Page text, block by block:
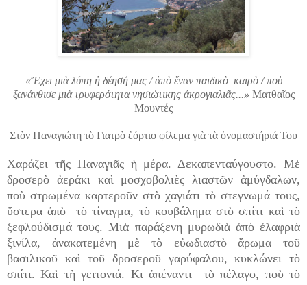
«Ἔχει μιὰ λύπη ἡ δέησή μας / ἀπὸ ἕναν παιδικὸ καιρὸ / ποὺ
ξανάνθισε μιὰ τρυφερότητα νησιώτικης ἀκρογιαλιᾶς...» Ματθαῖος
Μουντές
Στὸν Παναγιώτη τὸ Γιατρὸ ἑόρτιο φίλεμα γιὰ τὰ ὀνομαστήριά Του
Χαράζει τῆς Παναγιᾶς ἡ μέρα. Δεκαπενταύγουστο. Μὲ
δροσερὸ ἀεράκι καὶ μοσχοβολιὲς λιαστῶν ἀμύγδαλων,
ποὺ στρωμένα καρτεροῦν στὸ χαγιάτι τὸ στεγνωμά τους,
ὕστερα ἀπὸ τὸ τίναγμα, τὸ κουβάλημα στὸ σπίτι καὶ τὸ
ξεφλούδισμά τους. Μιὰ παράξενη μυρωδιὰ ἀπὸ ἐλαφριὰ
ξινίλα, ἀνακατεμένη μὲ τὸ εὐωδιαστὸ ἄρωμα τοῦ
βασιλικοῦ καὶ τοῦ δροσεροῦ γαρύφαλου, κυκλώνει τὸ
σπίτι. Καὶ τὴ γειτονιά. Κι ἀπέναντι τὸ πέλαγο, ποὺ τὸ